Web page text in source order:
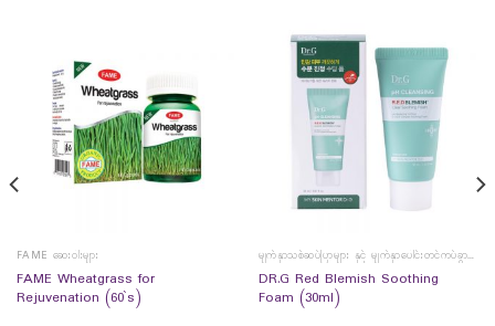
FAME ဆေးဝါးများ
FAME Wheatgrass for
Rejuvenation (60`s)
မျက်နှာသစ်ဆပ်ပြာများ နှင့် မျက်နှာပေါင်းတင်ကပ်ခွာများ
DR.G Red Blemish Soothing
Foam (30ml)